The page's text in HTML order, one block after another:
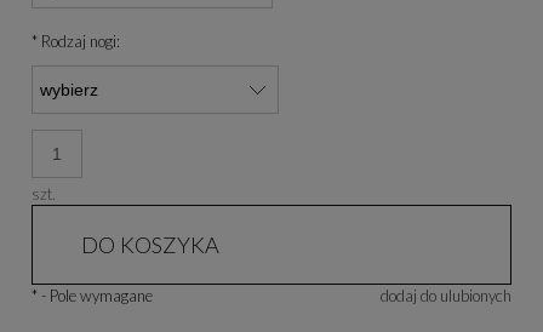
* Rodzaj nogi:
szt.
DO KOSZYKA
dodaj do ulubionych
* - Pole wymagane